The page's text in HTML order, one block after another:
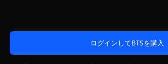
ログインしてBTSを購入